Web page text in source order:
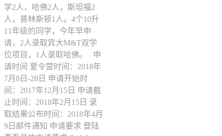
学2人，哈佛2人，斯坦福2
人，普林斯顿1人。4个10升
11年级的同学，今年早申
请，2人录取宾大M&T双学
位项目，1人录取哈佛。 申
请时间 夏令营时间：2018年
7月8日-28日 申请开始时
间：2017年12月15日 申请截
止时间：2018年2月15日 录
取结果公布时间：2018年4月
9日邮件通知 申请要求 登陆